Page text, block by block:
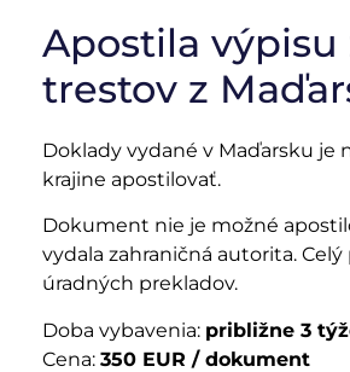
Apostila výpisu
trestov z
Doklady vydané v Maďarsku je
krajine apostilovať.
Dokument nie je možné
vydala zahraničná autorita.
úradných prekladov.
Doba vybavenia: približne 3
Cena: 350 EUR / dokument